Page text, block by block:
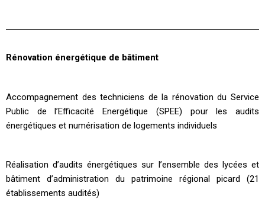
Rénovation énergétique de bâtiment
Accompagnement des techniciens de la rénovation du Service
Public de l’Efficacité Energétique (SPEE) pour les audits
énergétiques et numérisation de logements individuels
Réalisation d’audits énergétiques sur l’ensemble des lycées et
bâtiment d’administration du patrimoine régional picard (21
établissements audités)